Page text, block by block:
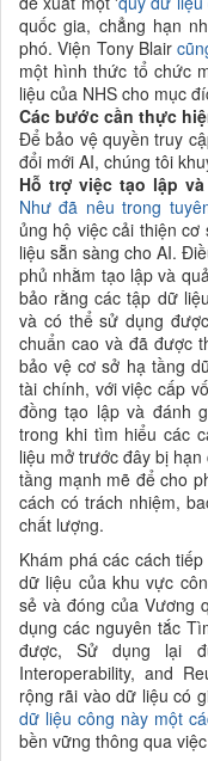
quốc gia, chẳng hạn
phó. Viện Tony Blair
một hình thức tổ chức
liệu của NHS cho mục
Các bước cần thực
Để bảo vệ quyền truy
đổi mới AI, chúng tôi
Hỗ trợ việc tạo lập
Như đã nêu trong
ủng hộ việc cải thiện
liệu sẵn sàng cho AI.
phủ nhằm tạo lập và
bảo rằng các tập dữ
và có thể sử dụng
chuẩn cao và đã được
bảo vệ cơ sở hạ tầng
tài chính, với việc cấp
đồng tạo lập và đánh
trong khi tìm hiểu các
liệu mở trước đây bị
tầng mạnh mẽ để cho
cách có trách nhiệm,
chất lượng.
Khám phá các cách
dữ liệu của khu vực
sẻ và đóng của Vương
dụng các nguyên tắc
được, Sử dụng lại
Interoperability, and
rộng rãi vào dữ liệu có
dữ liệu công này một
bền vững thông qua